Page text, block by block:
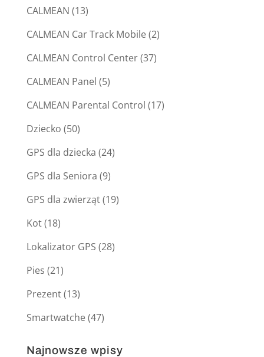
CALMEAN (13)
CALMEAN Car Track Mobile(2)
CALMEAN Control Center(37)
CALMEAN Panel (5)
CALMEAN Parental Control (17)
Dziecko (50)
GPS dla dziecka (24)
GPS dla Seniora (9)
GPS dla zwierząt(19)
Kot(18)
Lokalizator GPS (28)
Pies (21)
Prezent(13)
Smartwatche(47)
Najnowsze wpisy